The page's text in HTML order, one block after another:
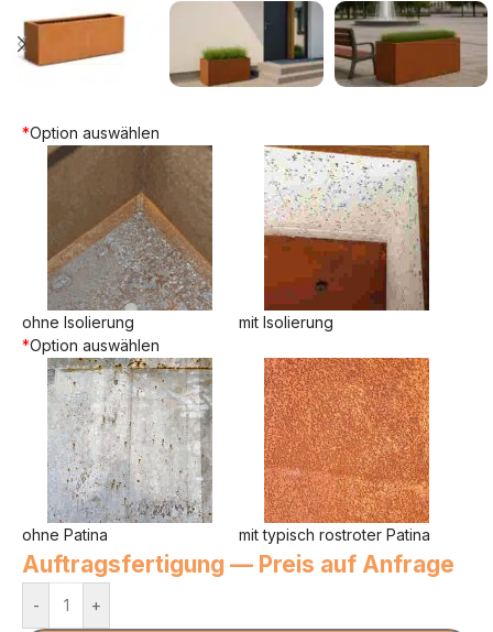
*Option auswählen
ohne Isolierung
mit Isolierung
*Option auswählen
ohne Patina mit typisch rostroter Patina
Auftragsfertigung — Preis auf Anfrage
- +